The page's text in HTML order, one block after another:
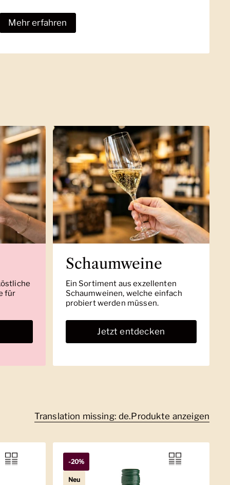
Mehr erfahren
für
Schaumweine
Ein Sortiment aus exzellenten
Schaumweinen, welche einfach
probiert werden müssen.
Jetzt entdecken
Translation missing: de.Produkte anzeigen
-20%
Neu